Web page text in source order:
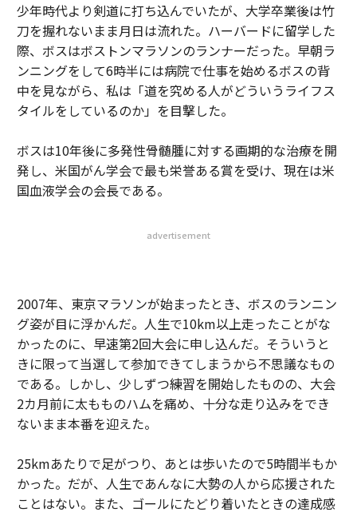
少年時代より剣道に打ち込んでいたが、大学卒業後は竹
刀を握れないまま月日は流れた。ハーバードに留学した
際、ボスはボストンマラソンのランナーだった。早朝ラ
ンニングをして6時半には病院で仕事を始めるボスの背
中を見ながら、私は「道を究める人がどういうライフス
タイルをしているのか」を目撃した。
ボスは10年後に多発性骨髄腫に対する画期的な治療を開
発し、米国がん学会で最も栄誉ある賞を受け、現在は米
国血液学会の会長である。
advertisement
2007年、東京マラソンが始まったとき、ボスのランニン
グ姿が目に浮かんだ。人生で10km以上走ったことがな
かったのに、早速第2回大会に申し込んだ。そういうと
きに限って当選して参加できてしまうから不思議なもの
である。しかし、少しずつ練習を開始したものの、大会
2カ月前に太もものハムを痛め、十分な走り込みをでき
ないまま本番を迎えた。
25kmあたりで足がつり、あとは歩いたので5時間半もか
かった。だが、人生であんなに大勢の人から応援された
ことはない。また、ゴールにたどり着いたときの達成感